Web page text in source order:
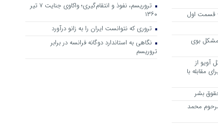
– قسمت اول
بوی
آویو از
مقابله با
بشر
محمد
تروریسم، نفوذ و انتقام‌گیری؛ واکاوی جنایت ۷ تیر
۱۳۶۰
تروری که نتوانست ایران را به زانو درآورد
نگاهی به استاندارد دوگانه فرانسه در برابر
تروریسم